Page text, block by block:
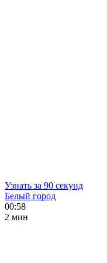
Узнать за 90 секунд
Белый город
00:58
2 мин